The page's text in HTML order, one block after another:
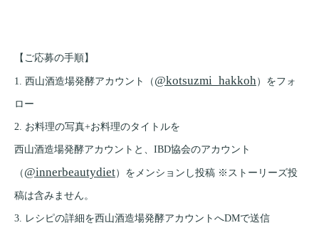
【ご応募の手順】
1. 西山酒造場発酵アカウント（ @kotsuzmi_hakkoh）をフォ
ロー
2. お料理の写真+お料理のタイトルを
西山酒造場発酵アカウントと、IBD協会のアカウント
（ @innerbeautydiet）をメンションし投稿 ※ストーリーズ投
稿は含みません。
3. レシピの詳細を西山酒造場発酵アカウントへDMで送信